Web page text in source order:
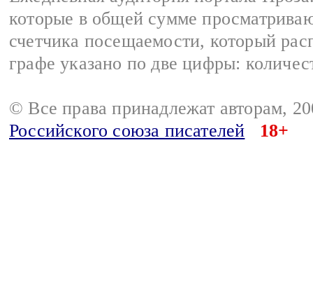
которые в общей сумме
счетчика посещаемости, который
графе указано по две цифры:
© Все права принадлежат авторам,
Российского союза писателей
18+